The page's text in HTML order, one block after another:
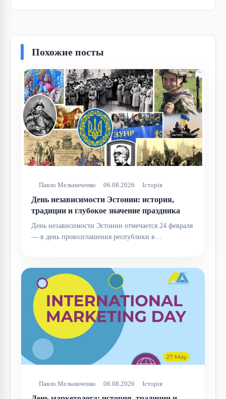
Похожие посты
Павло Мельниченко 06.08.2026 Історія
День независимости Эстонии: история,
традиции и глубокое значение праздника
День независимости Эстонии отмечается 24 февраля
— в день провозглашения республики в…
Павло Мельниченко 06.08.2026 Історія